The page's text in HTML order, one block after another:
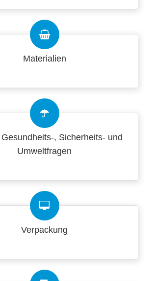
Materialien
, Sicherheits- und
Umweltfragen
Verpackung